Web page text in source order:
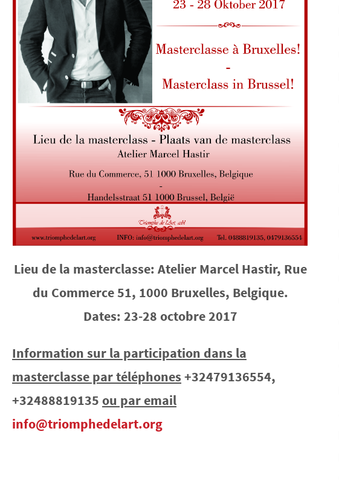
Lieu de la masterclasse: Atelier Marcel Hastir, Rue
du Commerce 51, 1000 Bruxelles, Belgique.
Dates: 23-28 octobre 2017
Information sur la participation dans la
masterclasse par téléphones +32479136554,
+32488819135 ou par email
info@triomphedelart.org